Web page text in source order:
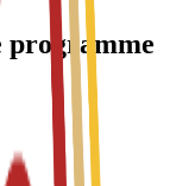
programme